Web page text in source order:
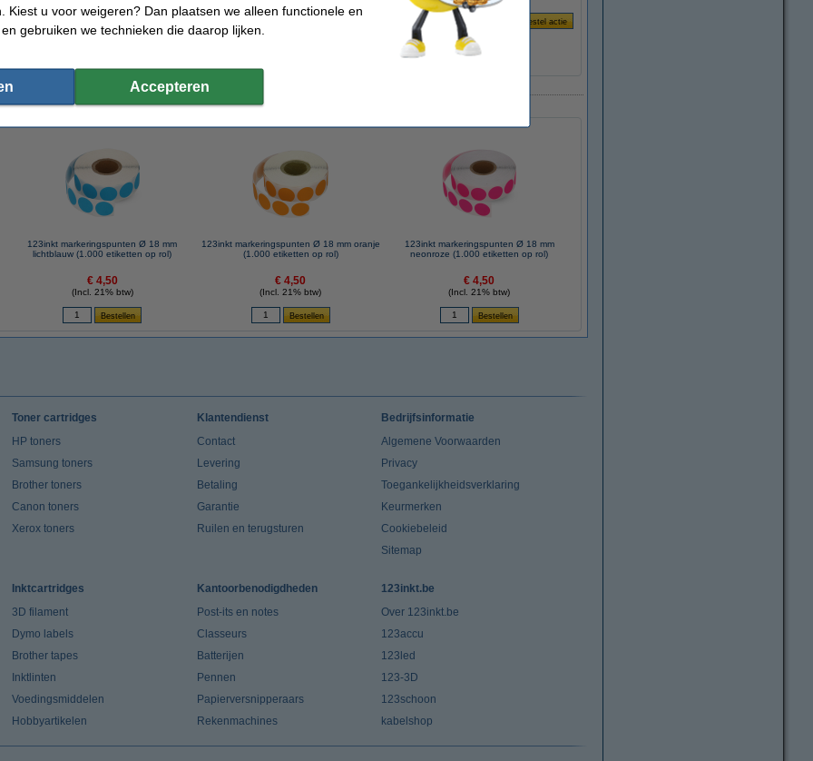
markeringspunten Ø 18 mm neongroen (1.000 etiketten op rol)
artikel ook besteld hebben
123inkt markeringspunten Ø 18 mm
lichtblauw (1.000 etiketten op rol)
€ 4,50
(Incl. 21% btw)
123inkt markeringspunten Ø 18 mm oranje
(1.000 etiketten op rol)
€ 4,50
(Incl. 21% btw)
123inkt markeringspunten Ø 18 mm
neonroze (1.000 etiketten op rol)
€ 4,50
(Incl. 21% btw)
Toner cartridges
HP toners
Samsung toners
Brother toners
Canon toners
Xerox toners
Klantendienst
Contact
Levering
Betaling
Garantie
Ruilen en terugsturen
Bedrijfsinformatie
Algemene Voorwaarden
Privacy
Toegankelijkheidsverklaring
Keurmerken
Cookiebeleid
Sitemap
Inktcartridges
3D filament
Dymo labels
Brother tapes
Inktlinten
Voedingsmiddelen
Hobbyartikelen
Kantoorbenodigdheden
Post-its en notes
Classeurs
Batterijen
Pennen
Papierversnipperaars
Rekenmachines
123inkt.be
Over 123inkt.be
123accu
123led
123-3D
123schoon
kabelshop
Kiest u voor weigeren? Dan plaatsen we alleen functionele en
gebruiken we technieken die daarop lijken.
Accepteren